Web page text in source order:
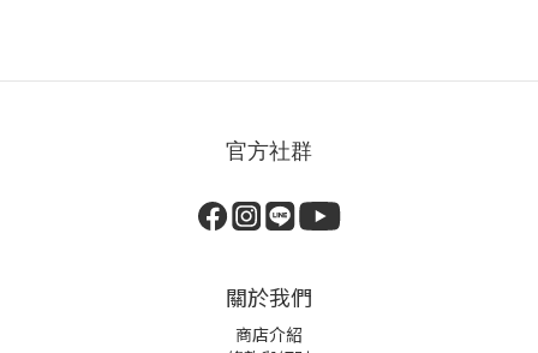
官方社群
關於我們
商店介紹